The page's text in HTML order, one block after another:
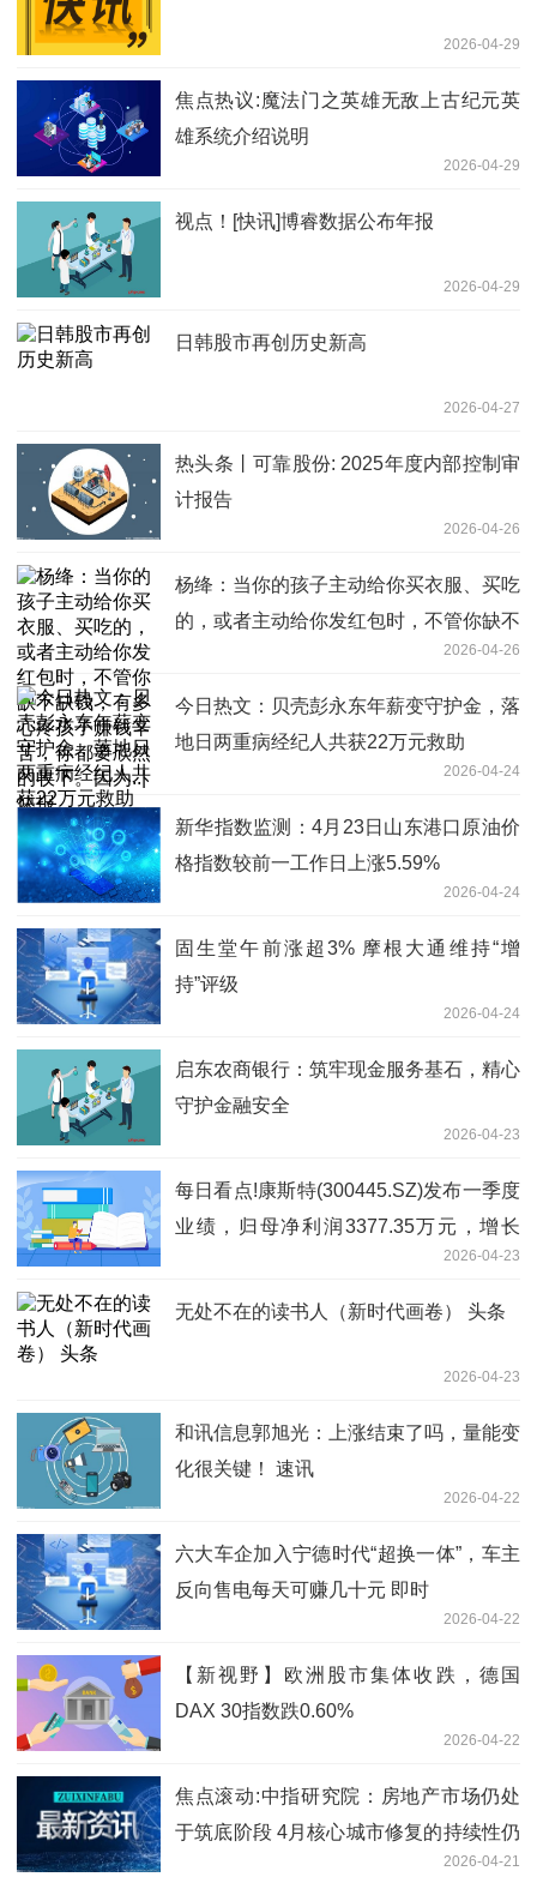
2026-04-29
焦点热议:魔法门之英雄无敌上古纪元英
雄系统介绍说明
2026-04-29
视点！[快讯]博睿数据公布年报
2026-04-29
日韩股市再创历史新高
2026-04-27
热头条丨可靠股份: 2025年度内部控制审
计报告
2026-04-26
杨绛：当你的孩子主动给你买衣服、买吃
的，或者主动给你发红包时，不管你缺不
缺钱，有多心疼孩子赚钱辛苦，你都要欣
然的收下。因为..|快报
2026-04-26
今日热文：贝壳彭永东年薪变守护金，落
地日两重病经纪人共获22万元救助
2026-04-24
新华指数监测：4月23日山东港口原油价
格指数较前一工作日上涨5.59%
2026-04-24
固生堂午前涨超3% 摩根大通维持“增
持”评级
2026-04-24
启东农商银行：筑牢现金服务基石，精心
守护金融安全
2026-04-23
每日看点!康斯特(300445.SZ)发布一季度
业绩，归母净利润3377.35万元，增长
2026-04-23
无处不在的读书人（新时代画卷） 头条
2026-04-23
和讯信息郭旭光：上涨结束了吗，量能变
化很关键！ 速讯
2026-04-22
六大车企加入宁德时代“超换一体”，车主
反向售电每天可赚几十元 即时
2026-04-22
【新视野】欧洲股市集体收跌，德国
DAX 30指数跌0.60%
2026-04-22
焦点滚动:中指研究院：房地产市场仍处
于筑底阶段 4月核心城市修复的持续性仍
2026-04-21